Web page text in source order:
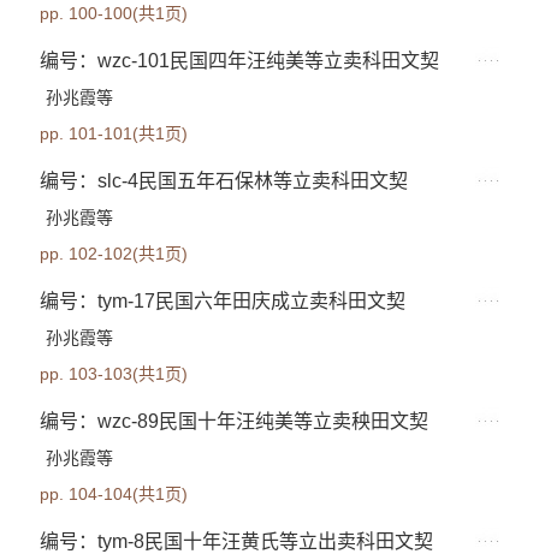
pp. 100-100(共1页)
编号：wzc-101民国四年汪纯美等立卖科田文契
孙兆霞等
pp. 101-101(共1页)
编号：slc-4民国五年石保林等立卖科田文契
孙兆霞等
pp. 102-102(共1页)
编号：tym-17民国六年田庆成立卖科田文契
孙兆霞等
pp. 103-103(共1页)
编号：wzc-89民国十年汪纯美等立卖秧田文契
孙兆霞等
pp. 104-104(共1页)
编号：tym-8民国十年汪黄氏等立出卖科田文契